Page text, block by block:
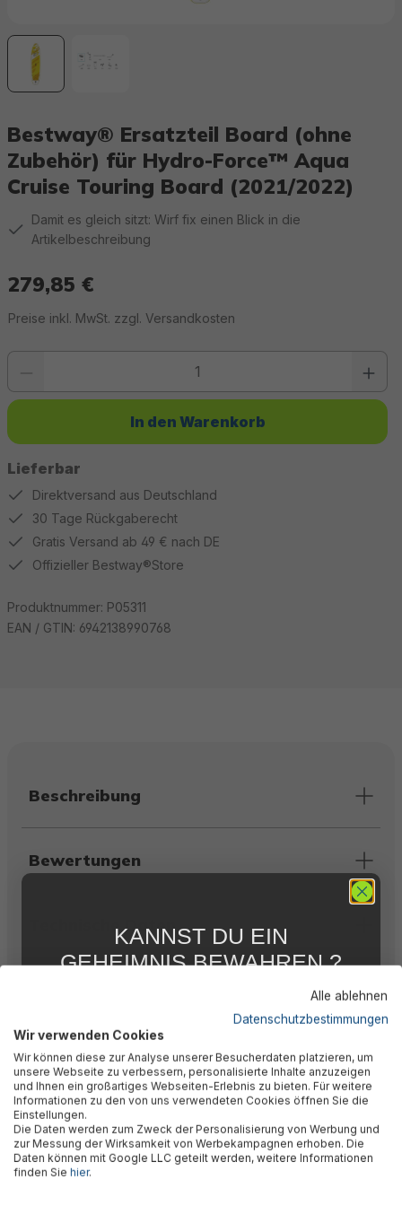
Bestway® Ersatzteil Board (ohne
Zubehör) für Hydro-Force™ Aqua
Cruise Touring Board (2021/2022)
Damit es gleich sitzt: Wirf fix einen Blick in die
Artikelbeschreibung
279,85 €
Preise inkl. MwSt. zzgl. Versandkosten
Lieferbar
Produkt Anzahl: Gib den gewünschten Wert ein oder benutze die
In den Warenkorb
Direktversand aus Deutschland
30 Tage Rückgaberecht
Gratis Versand ab 49 € nach DE
Offizieller Bestway®Store
Produktnummer: P05311
EAN / GTIN: 6942138990768
Beschreibung
Bewertungen
Technische Daten
Herstellerinformation
🎉 Jetzt den Newsletter
Alle ablehnen
Datenschutzbestimmungen
Wir verwenden Cookies
Wir können diese zur Analyse unserer Besucherdaten platzieren, um
unsere Webseite zu verbessern, personalisierte Inhalte anzuzeigen
und Ihnen ein großartiges Webseiten-Erlebnis zu bieten. Für weitere
Informationen zu den von uns verwendeten Cookies öffnen Sie die
Einstellungen.
Die Daten werden zum Zweck der Personalisierung von Werbung und
zur Messung der Wirksamkeit von Werbekampagnen erhoben. Die
Daten können mit Google LLC geteilt werden, weitere Informationen
finden Sie hier.
KANNST DU EIN
GEHEIMNIS BEWAHREN ?
FÜR DICH
Abonniere jetzt unseren kostenlosen
Newsletter, verpasse keine Neuigkeiten und
Aktionen mehr und sichere Dir 5 %
Willkommensrabatt auf nicht reduzierte Ware
bei Deiner ersten Bestellung !*
Email